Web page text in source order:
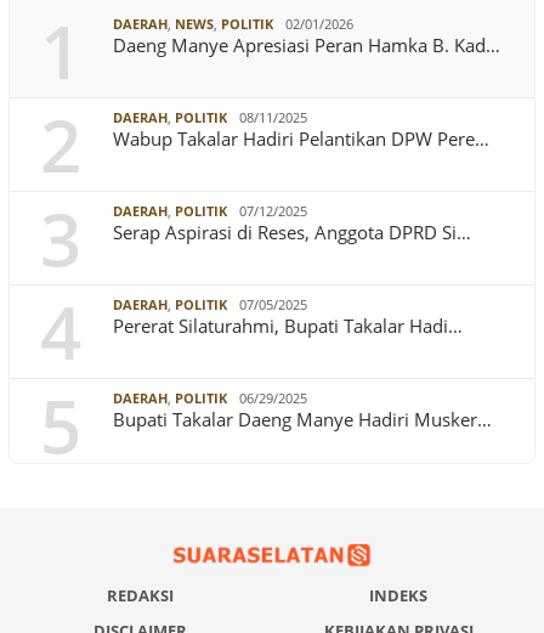
1 DAERAH, NEWS, POLITIK 02/01/2026
Daeng Manye Apresiasi Peran Hamka B. Kad…
2 DAERAH, POLITIK 08/11/2025
Wabup Takalar Hadiri Pelantikan DPW Pere…
3 DAERAH, POLITIK 07/12/2025
Serap Aspirasi di Reses, Anggota DPRD Si…
4 DAERAH, POLITIK 07/05/2025
Pererat Silaturahmi, Bupati Takalar Hadi…
5 DAERAH, POLITIK 06/29/2025
Bupati Takalar Daeng Manye Hadiri Musker…
REDAKSI
INDEKS